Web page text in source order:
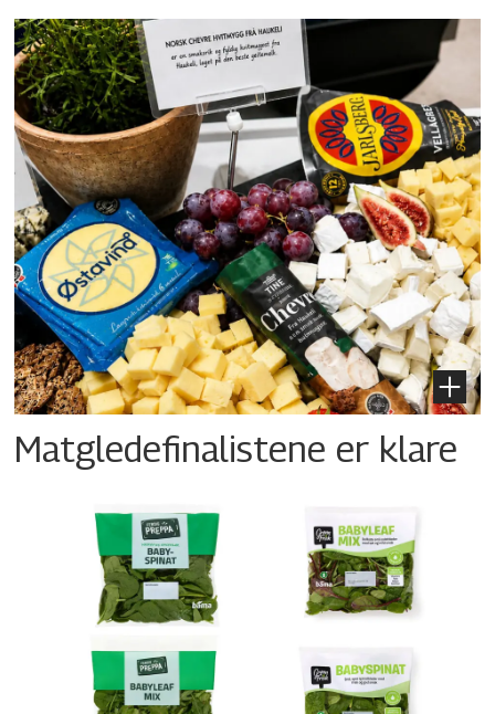
Matgledefinalistene er klare